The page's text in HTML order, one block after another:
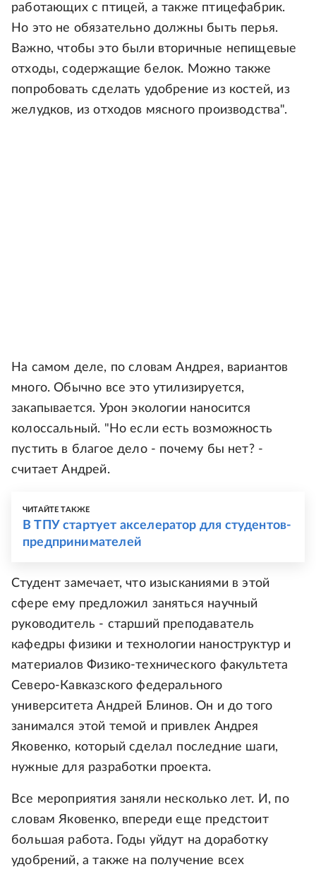
работающих с птицей, а также птицефабрик.
Но это не обязательно должны быть перья.
Важно, чтобы это были вторичные непищевые
отходы, содержащие белок. Можно также
попробовать сделать удобрение из костей, из
желудков, из отходов мясного производства".
На самом деле, по словам Андрея, вариантов
много. Обычно все это утилизируется,
закапывается. Урон экологии наносится
колоссальный. "Но если есть возможность
пустить в благое дело - почему бы нет? -
считает Андрей.
ЧИТАЙТЕ ТАКЖЕ
В ТПУ стартует акселератор для студентов-
предпринимателей
Студент замечает, что изысканиями в этой
сфере ему предложил заняться научный
руководитель - старший преподаватель
кафедры физики и технологии наноструктур и
материалов Физико-технического факультета
Северо-Кавказского федерального
университета Андрей Блинов. Он и до того
занимался этой темой и привлек Андрея
Яковенко, который сделал последние шаги,
нужные для разработки проекта.
Все мероприятия заняли несколько лет. И, по
словам Яковенко, впереди еще предстоит
большая работа. Годы уйдут на доработку
удобрений, а также на получение всех